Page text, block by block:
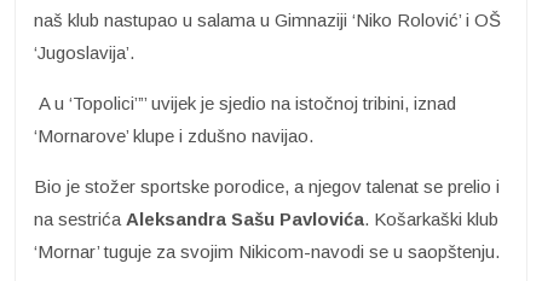
naš klub nastupao u salama u Gimnaziji ‘Niko Rolović’ i OŠ
‘Jugoslavija’.
A u ‘Topolici’”’ uvijek je sjedio na istočnoj tribini, iznad
‘Mornarove’ klupe i zdušno navijao.
Bio je stožer sportske porodice, a njegov talenat se prelio i
na sestrića Aleksandra Sašu Pavlovića. Košarkaški klub
‘Mornar’ tuguje za svojim Nikicom-navodi se u saopštenju.